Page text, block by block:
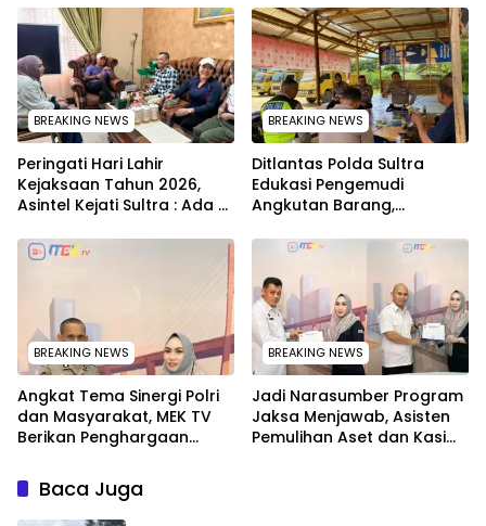
Dihentikan Sementara
BREAKING NEWS
Peringati Hari Lahir
Kejaksaan Tahun 2026,
Asintel Kejati Sultra : Ada
sampai Adhyaksa Run
BREAKING NEWS
Ditlantas Polda Sultra
Edukasi Pengemudi
Angkutan Barang,
Kendaraan Demi
BREAKING NEWS
Angkat Tema Sinergi Polri
dan Masyarakat, MEK TV
Berikan Penghargaan
melalui Kabid Humas
BREAKING NEWS
Jadi Narasumber Program
Jaksa Menjawab, Asisten
Pemulihan Aset dan Kasi
Baca Juga